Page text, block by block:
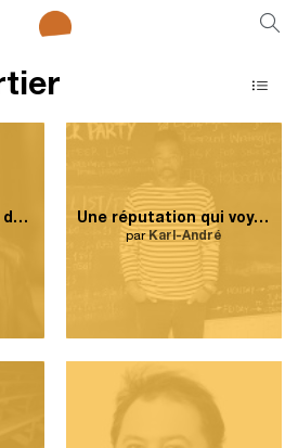
Beaucoup de jeunes de cette cour d’école ont réalisé leurs rêves. Une réputation qui voyage loin.
parKarl-André